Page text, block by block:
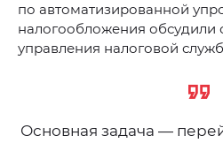
по автоматизированной
налогообложения обсудили
управления налоговой
Основная задача —